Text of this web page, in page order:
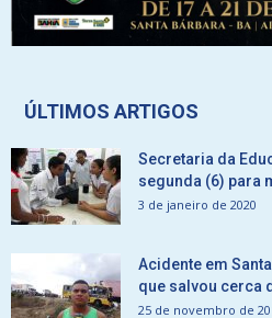
ÚLTIMOS ARTIGOS
Secretaria da
segunda (6) para
3 de janeiro de 2020
Acidente em
que salvou cerca
25 de novembro de